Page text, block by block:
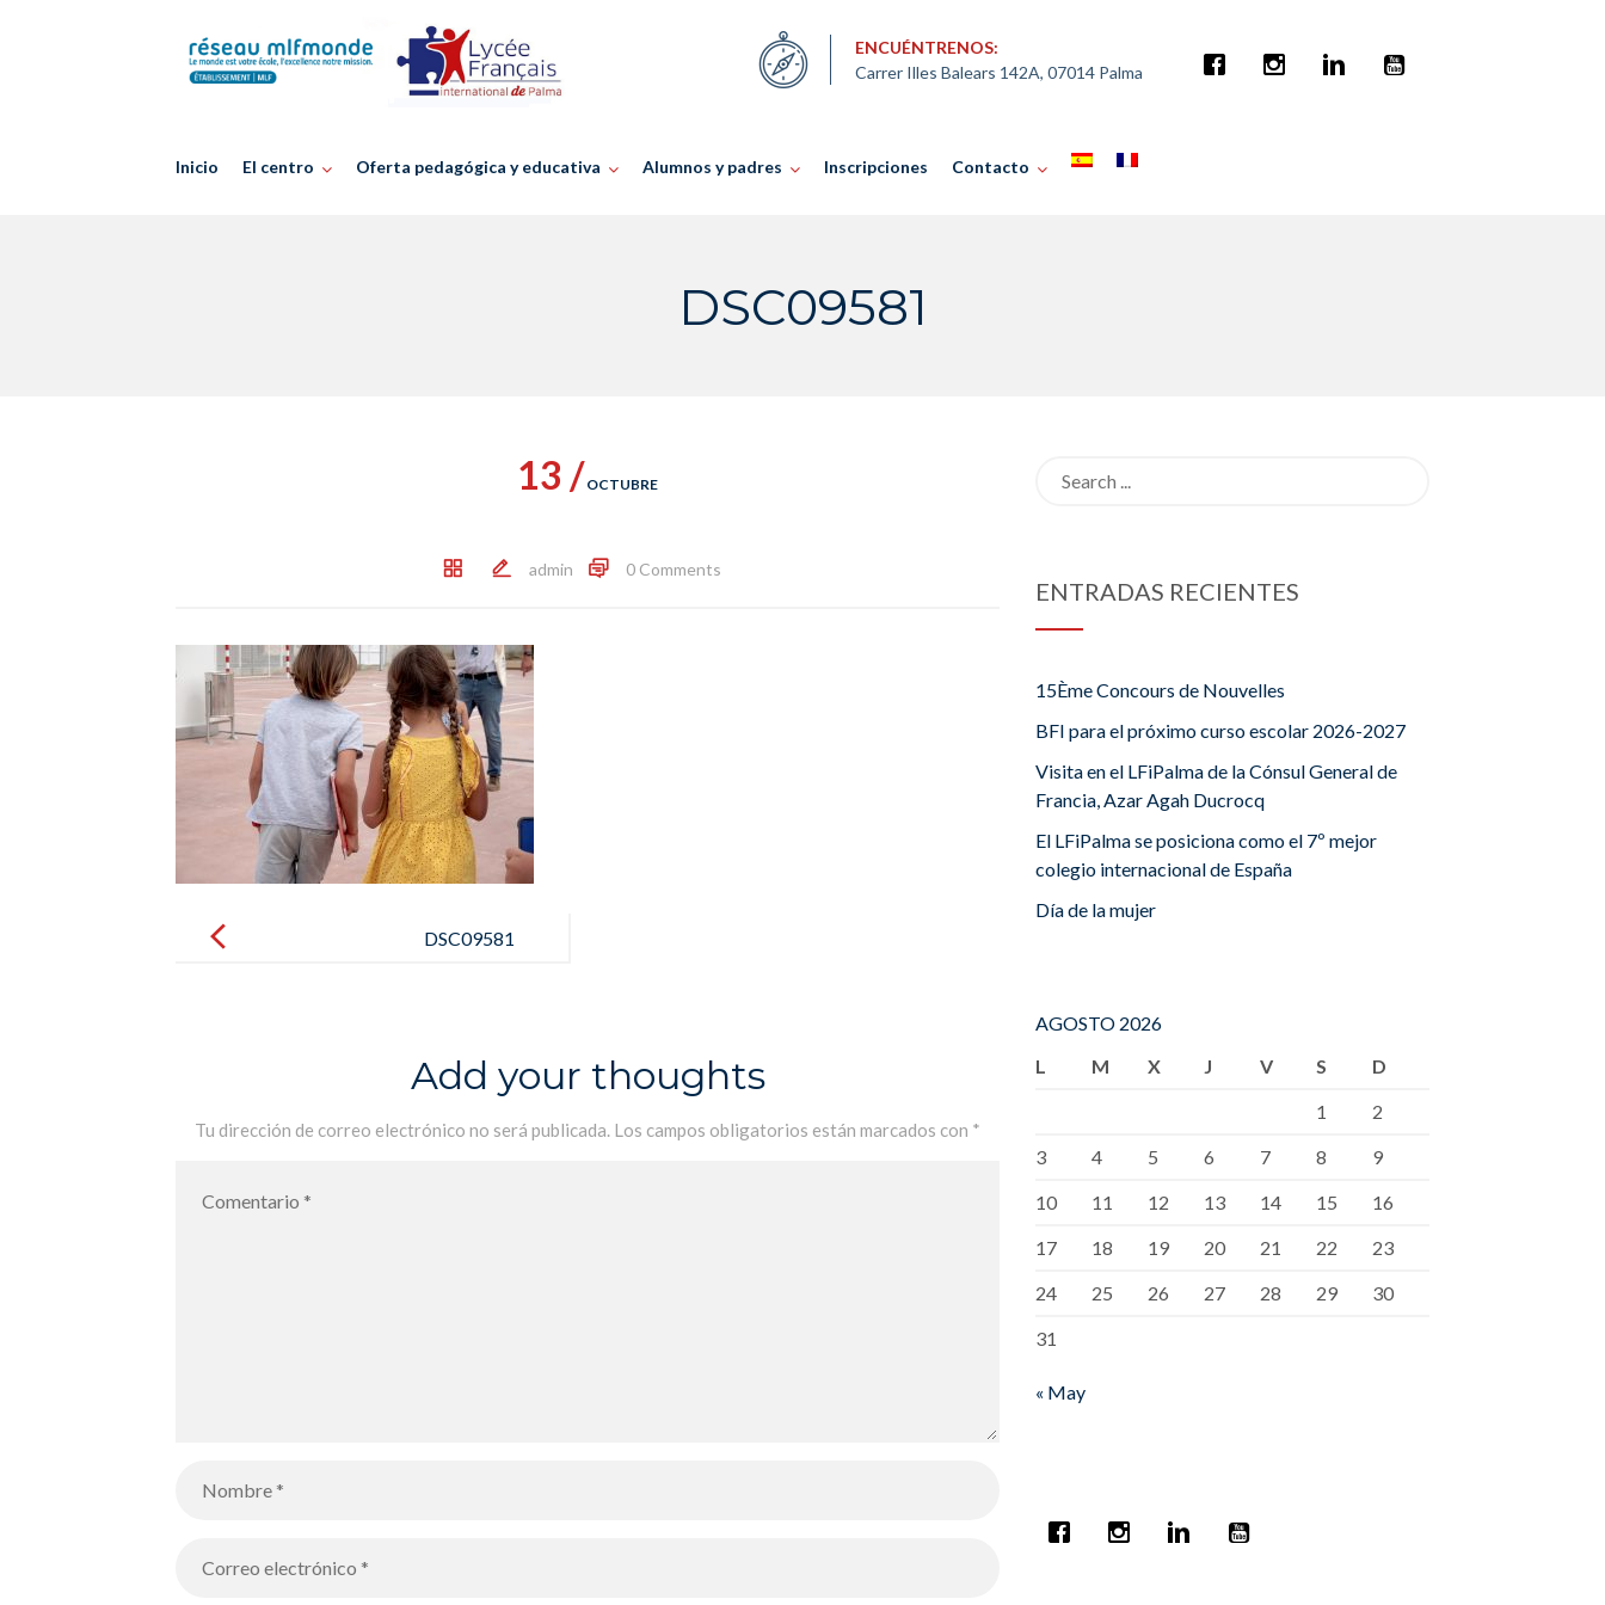
ENCUÉNTRENOS:
Carrer Illes Balears 142A, 07014 Palma
Inicio El centro Oferta pedagógica y educativa Alumnos y padres Inscripciones Contacto
DSC09581
13 / OCTUBRE
admin 0 Comments
navigation
DSC09581
Add your thoughts
Tu dirección de correo electrónico no será publicada. Los campos obligatorios están marcados con *
ENTRADAS RECIENTES
15Ème Concours de Nouvelles
BFI para el próximo curso escolar 2026-2027
Visita en el LFiPalma de la Cónsul General de
Francia, Azar Agah Ducrocq
El LFiPalma se posiciona como el 7º mejor
colegio internacional de España
Día de la mujer
AGOSTO 2026
L
M X J V S
D
1
2
3
4 5 6 7 8
9
10
11 12 13 14 15
16
17
18 19 20 21 22
23
24
25 26 27 28 29
30
31
« May